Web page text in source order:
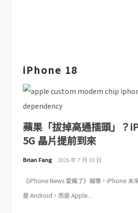
iPhone 18
蘋果「拔掉高通插頭」？
5G 晶片提前到來
Brian Fang 2026 年 7 月 30 日
《iPhone News 愛瘋了》報導，iPhone 未
是 Android，而是 Apple...